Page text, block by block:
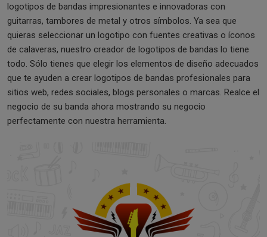
logotipos de bandas impresionantes e innovadoras con
guitarras, tambores de metal y otros símbolos. Ya sea que
quieras seleccionar un logotipo con fuentes creativas o íconos
de calaveras, nuestro creador de logotipos de bandas lo tiene
todo. Sólo tienes que elegir los elementos de diseño adecuados
que te ayuden a crear logotipos de bandas profesionales para
sitios web, redes sociales, blogs personales o marcas. Realce el
negocio de su banda ahora mostrando su negocio
perfectamente con nuestra herramienta.